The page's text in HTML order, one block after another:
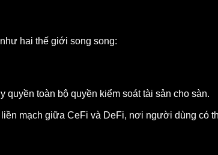
hai thế giới song song:
toàn bộ quyền kiểm soát tài sản cho sàn.
mạch giữa CeFi và DeFi, nơi người dùng có